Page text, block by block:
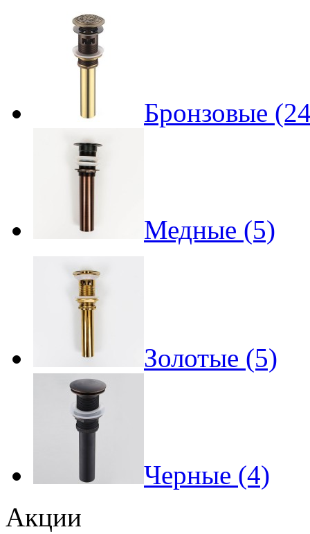
Бронзовые
Медные (5)
Золотые (5)
Черные (4)
Акции